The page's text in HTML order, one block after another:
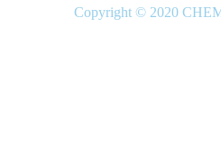
Copyright © 2020